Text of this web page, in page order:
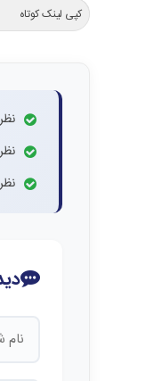
کپی لینک کوتاه